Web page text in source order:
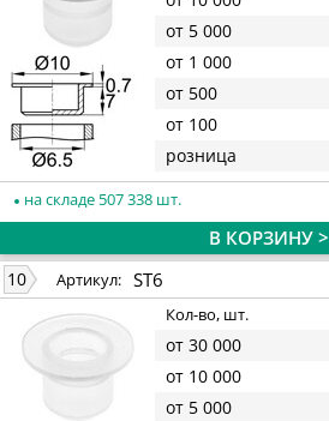
от 5 000
от 1 000
от 500
от 100
розница
на складе 507 338 шт.
В КОРЗИНУ >
10 Артикул: ST6
Кол-во, шт.
от 30 000
от 10 000
от 5 000